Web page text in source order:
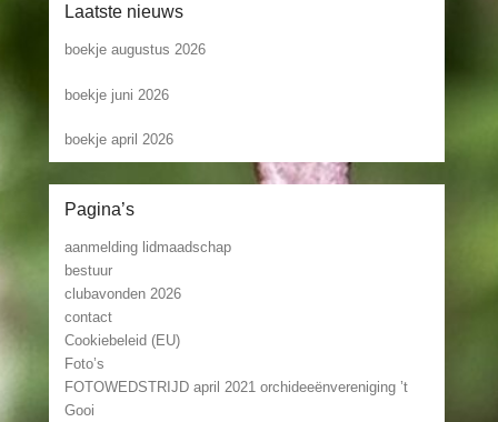
Laatste nieuws
boekje augustus 2026
boekje juni 2026
boekje april 2026
Pagina’s
aanmelding lidmaadschap
bestuur
clubavonden 2026
contact
Cookiebeleid (EU)
Foto’s
FOTOWEDSTRIJD april 2021 orchideeënvereniging ’t
Gooi